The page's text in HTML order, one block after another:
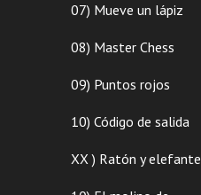
07) Mueve un lápiz
08) Master Chess
09) Puntos rojos
10) Código de salida
XX ) Ratón y elefante